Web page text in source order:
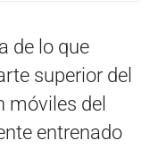
de lo que
superior del
móviles del
entrenado